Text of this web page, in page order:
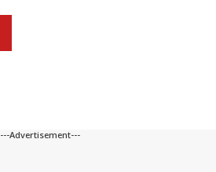
---Advertisement---